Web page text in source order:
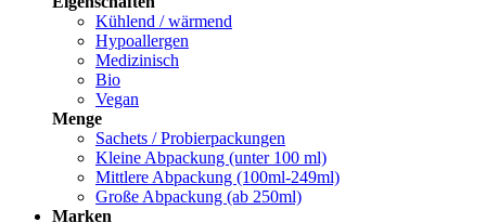
Kühlend / wärmend
Hypoallergen
Medizinisch
Bio
Vegan
Menge
Sachets / Probierpackungen
Kleine Abpackung (unter 100 ml)
Mittlere Abpackung (100ml-249ml)
Große Abpackung (ab 250ml)
Marken